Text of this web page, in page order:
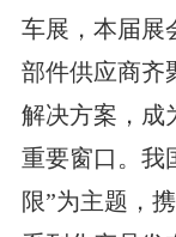
车展，本届展
部件供应商齐
解决方案，成
重要窗口。我
限”为主题，